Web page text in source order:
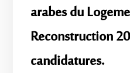
arabes du
Reconstruction
candidatures.